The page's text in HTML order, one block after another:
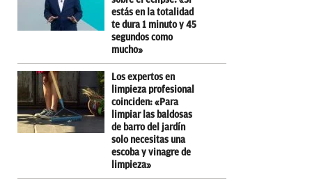
estás en la totalidad
te dura 1 minuto y 45
segundos como
mucho»
Los expertos en
limpieza profesional
coinciden: «Para
limpiar las baldosas
de barro del jardín
solo necesitas una
escoba y vinagre de
limpieza»